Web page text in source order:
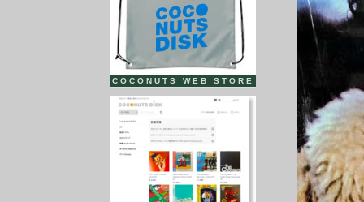
COCONUTS WEB STORE